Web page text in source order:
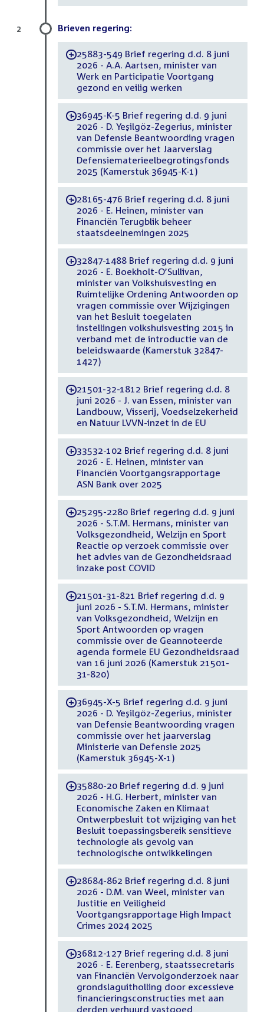
Brieven regering:
-25883-549 Brief regering d.d. 8 juni
2026 - A.A. Aartsen, minister van
Werk en Participatie Voortgang
gezond en veilig werken
-36945-K-5 Brief regering d.d. 9 juni
2026 - D. Yeşilgöz-Zegerius, minister
van Defensie Beantwoording vragen
commissie over het Jaarverslag
Defensiematerieelbegrotingsfonds
2025 (Kamerstuk 36945-K-1)
-28165-476 Brief regering d.d. 8 juni
2026 - E. Heinen, minister van
Financiën Terugblik beheer
staatsdeelnemingen 2025
-32847-1488 Brief regering d.d. 9 juni
2026 - E. Boekholt-O’Sullivan,
minister van Volkshuisvesting en
Ruimtelijke Ordening Antwoorden op
vragen commissie over Wijzigingen
van het Besluit toegelaten
instellingen volkshuisvesting 2015 in
verband met de introductie van de
beleidswaarde (Kamerstuk 32847-
1427)
-21501-32-1812 Brief regering d.d. 8
juni 2026 - J. van Essen, minister van
Landbouw, Visserij, Voedselzekerheid
en Natuur LVVN-inzet in de EU
-33532-102 Brief regering d.d. 8 juni
2026 - E. Heinen, minister van
Financiën Voortgangsrapportage
ASN Bank over 2025
-25295-2280 Brief regering d.d. 9 juni
2026 - S.T.M. Hermans, minister van
Volksgezondheid, Welzijn en Sport
Reactie op verzoek commissie over
het advies van de Gezondheidsraad
inzake post COVID
-21501-31-821 Brief regering d.d. 9
juni 2026 - S.T.M. Hermans, minister
van Volksgezondheid, Welzijn en
Sport Antwoorden op vragen
commissie over de Geannoteerde
agenda formele EU Gezondheidsraad
van 16 juni 2026 (Kamerstuk 21501-
31-820)
-36945-X-5 Brief regering d.d. 9 juni
2026 - D. Yeşilgöz-Zegerius, minister
van Defensie Beantwoording vragen
commissie over het jaarverslag
Ministerie van Defensie 2025
(Kamerstuk 36945-X-1)
-35880-20 Brief regering d.d. 9 juni
2026 - H.G. Herbert, minister van
Economische Zaken en Klimaat
Ontwerpbesluit tot wijziging van het
Besluit toepassingsbereik sensitieve
technologie als gevolg van
technologische ontwikkelingen
-28684-862 Brief regering d.d. 8 juni
2026 - D.M. van Weel, minister van
Justitie en Veiligheid
Voortgangsrapportage High Impact
Crimes 2024 2025
-36812-127 Brief regering d.d. 8 juni
2026 - E. Eerenberg, staatssecretaris
van Financiën Vervolgonderzoek naar
grondslaguitholling door excessieve
financieringsconstructies met aan
derden verhuurd vastgoed
2